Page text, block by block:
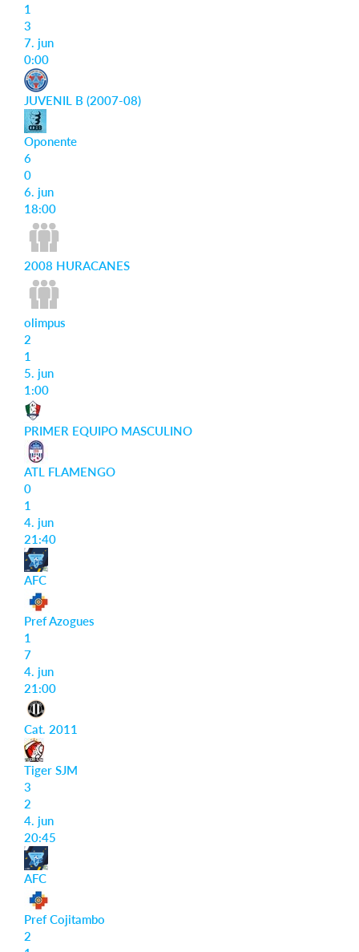
1
3
7. jun
0:00
JUVENIL B (2007-08)
Oponente
6
0
6. jun
18:00
2008 HURACANES
olimpus
2
1
5. jun
1:00
PRIMER EQUIPO MASCULINO
ATL FLAMENGO
0
1
4. jun
21:40
AFC
Pref Azogues
1
7
4. jun
21:00
Cat. 2011
Tiger SJM
3
2
4. jun
20:45
AFC
Pref Cojitambo
2